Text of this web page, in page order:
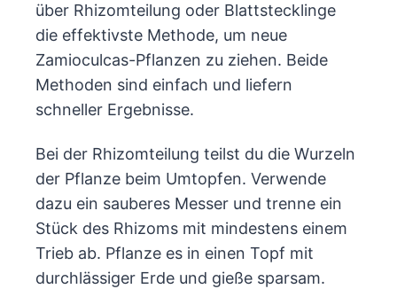
über Rhizomteilung oder Blattstecklinge
die effektivste Methode, um neue
Zamioculcas-Pflanzen zu ziehen. Beide
Methoden sind einfach und liefern
schneller Ergebnisse.
Bei der Rhizomteilung teilst du die Wurzeln
der Pflanze beim Umtopfen. Verwende
dazu ein sauberes Messer und trenne ein
Stück des Rhizoms mit mindestens einem
Trieb ab. Pflanze es in einen Topf mit
durchlässiger Erde und gieße sparsam.